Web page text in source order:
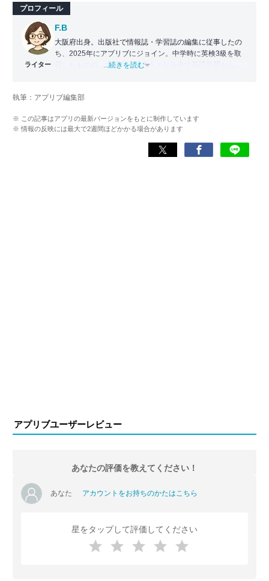
プロフィール
ライター
F.B
大阪府出身。出版社で情報誌・学習誌の編集に従事したの
ち、2025年にアプリブにジョイン。中学時に英検3級を取
得したものの、大学生・社会人となる中で英語学習から遠
り添える記事を目指している。
...続きを読む
執筆：アプリブ編集部
※ この記事はアプリの最新バージョンをもとに制作しています
※ 情報の反映には最大で2週間ほどかかる場合があります
アプリブユーザーレビュー
あなたの評価を教えてください！
あなた アカウントをお持ちのかたはこちら
星をタップして評価してください